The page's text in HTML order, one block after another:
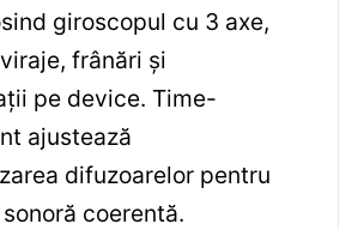
giroscopul cu 3 axe,
frânări și
pe device. Time-
ajustează
difuzoarelor pentru
coerentă.